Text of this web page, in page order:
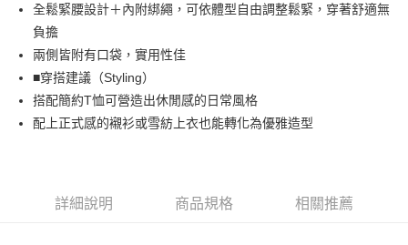
2.付款方式選擇「大哥付你分期」，訂單成立後會自動跳轉到大哥付的交易
流程，驗證手機門號後，選擇欲分期的期數、繳款截止日，確認付款後即完
成交易。
3.實際核准額度、可分期數及費用金額請依後續交易確認頁面所載為準。
4.訂單成立30分鐘內，如未前往確認交易或遇審核未通過，訂單將自動取
消。如遇「轉專審核」未通過狀況，表示未達大哥付你分期系統評分，恕無
【繳款方式說明】
帳／街口支付／iPASS MONEY」等通路繳費。
相關說明
【關於「AFTEE先享後付」】
AFTEE先享後付是「在收到商品之後才付款」的支付方式。 讓您購物簡單
便利好安心！
１．簡單：不需註冊會員、不需綁卡、不需儲值。
２．便利：只要手機號碼，簡訊認證，即可結帳。
３．安心：先確認商品／服務後，再付款。
２．訂單成立數日內，您將收到繳費通知簡訊。
ATM付款
運送方式
全家取貨付款
全鬆緊腰設計＋內附綁繩，可依體型自由調整鬆緊，穿著舒適無
負擔
兩側皆附有口袋，實用性佳
■穿搭建議（Styling）
搭配簡約T恤可營造出休閒感的日常風格
配上正式感的襯衫或雪紡上衣也能轉化為優雅造型
詳細說明 商品規格 相關推薦